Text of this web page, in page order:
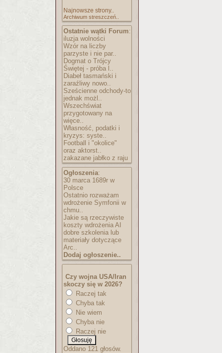
Najnowsze strony..
Archiwum streszczeń..
Ostatnie wątki Forum:
iluzja wolności
Wzór na liczby
parzyste i nie par..
Dogmat o Trójcy
Świętej - próba l..
Diabeł tasmański i
zaraźliwy nowo..
Sześcienne odchody-to
jednak możl..
Wszechświat
przygotowany na
więce..
Własność, podatki i
kryzys: syste..
Football i "okolice"
oraz aktorst..
zakazane jabłko z raju
Ogłoszenia:
30 marca 1689r w
Polsce
Ostatnio rozważam
wdrożenie Symfonii w
chmu..
Jakie są rzeczywiste
koszty wdrożenia AI
dobre szkolenia lub
materiały dotyczące
Arc..
Dodaj ogłoszenie..
Czy wojna USA/Iran
skoczy się w 2026?
Raczej tak
Chyba tak
Nie wiem
Chyba nie
Raczej nie
Oddano 121 głosów.